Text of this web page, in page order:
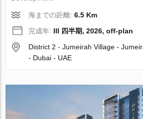
海までの距離:6.5 Km
完成年: III 四半期, 2026, off-plan
District 2 - Jumeirah Village -
- Dubai - UAE